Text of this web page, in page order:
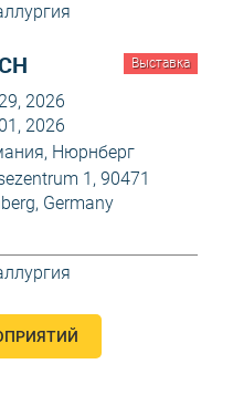
Выставка
2026
2026
Нюрнберг
1, 90471
Germany